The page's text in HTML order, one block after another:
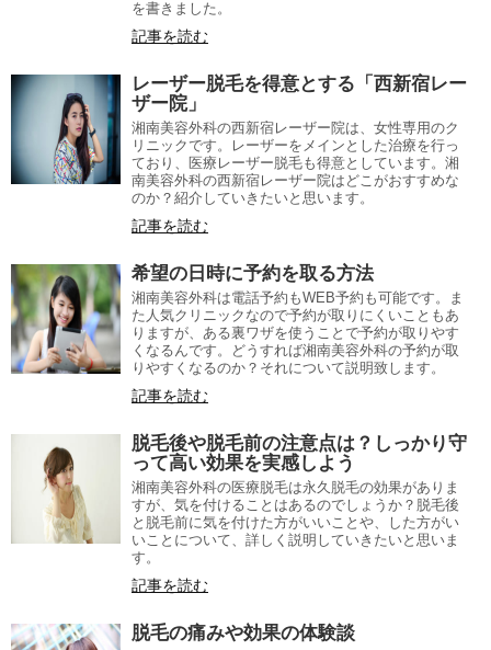
を書きました。
記事を読む
レーザー脱毛を得意とする「西新宿レー
ザー院」
湘南美容外科の西新宿レーザー院は、女性専用のク
リニックです。レーザーをメインとした治療を行っ
ており、医療レーザー脱毛も得意としています。湘
南美容外科の西新宿レーザー院はどこがおすすめな
のか？紹介していきたいと思います。
記事を読む
希望の日時に予約を取る方法
湘南美容外科は電話予約もWEB予約も可能です。ま
た人気クリニックなので予約が取りにくいこともあ
りますが、ある裏ワザを使うことで予約が取りやす
くなるんです。どうすれば湘南美容外科の予約が取
りやすくなるのか？それについて説明致します。
記事を読む
脱毛後や脱毛前の注意点は？しっかり守
って高い効果を実感しよう
湘南美容外科の医療脱毛は永久脱毛の効果がありま
すが、気を付けることはあるのでしょうか？脱毛後
と脱毛前に気を付けた方がいいことや、した方がい
いことについて、詳しく説明していきたいと思いま
す。
記事を読む
脱毛の痛みや効果の体験談